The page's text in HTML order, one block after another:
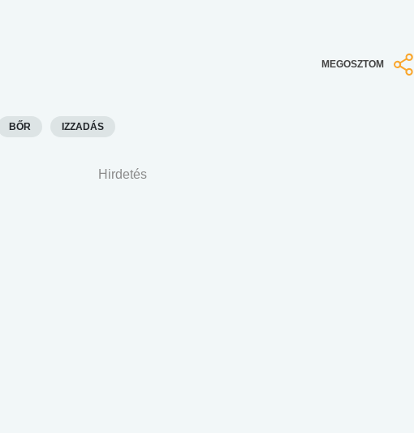
MEGOSZTOM
BŐR IZZADÁS
Hirdetés